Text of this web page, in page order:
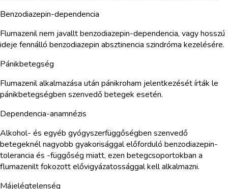
Benzodiazepin-dependencia
Flumazenil nem javallt benzodiazepin-dependencia, vagy hosszú
ideje fennálló benzodiazepin absztinencia szindróma kezelésére.
Pánikbetegség
Flumazenil alkalmazása után pánikroham jelentkezését írták le
pánikbetegségben szenvedő betegek esetén.
Dependencia-anamnézis
Alkohol- és egyéb gyógyszerfüggőségben szenvedő
betegeknél nagyobb gyakorisággal előforduló benzodiazepin-
tolerancia és -függőség miatt, ezen betegcsoportokban a
flumazenilt fokozott elővigyázatossággal kell alkalmazni.
Májelégtelenség